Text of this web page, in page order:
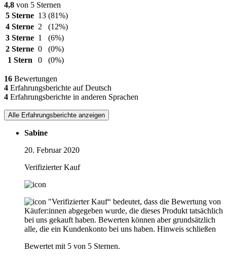
4,8 von 5 Sternen
5 Sterne 13 (81%)
4 Sterne 2
(12%)
3 Sterne 1
(6%)
2 Sterne 0
(0%)
1 Stern
0 (0%)
16 Bewertungen
4 Erfahrungsberichte auf Deutsch
4 Erfahrungsberichte in anderen Sprachen
Alle Erfahrungsberichte anzeigen
Sabine
20. Februar 2020
Verifizierter Kauf
"Verifizierter Kauf“ bedeutet, dass die Bewertung von
Käufer:innen abgegeben wurde, die dieses Produkt tatsächlich
bei uns gekauft haben. Bewerten können aber grundsätzlich
alle, die ein Kundenkonto bei uns haben. Hinweis schließen
Bewertet mit 5 von 5 Sternen.